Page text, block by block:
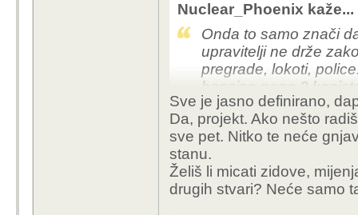
Ne svida se ni meni
me pita sta, covjek
Nuclear_Phoenix kaže...
Onda to samo znači
upravitelji ne drže
pregrade, lokoti,
benzina nego 2
Projekt za 2 LED
nadžbuknoj kutiji?
netko ti napravi
smiješ na svoje
postoji) staviti
Sve je jasno definirano,
Da, projekt. Ako nešto
sve pet. Nitko te neće
stanu.
Želiš li micati zidove,
drugih stvari? Neće samo